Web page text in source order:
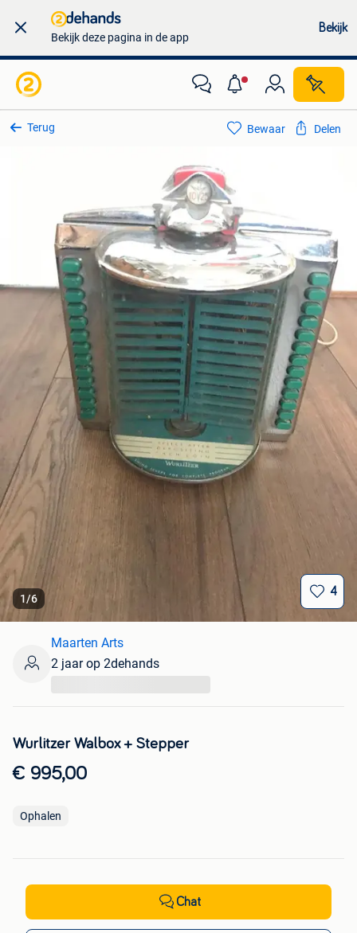
Bekijk deze pagina in de app
Bekijk
Terug
1/6
4
Bewaar Delen
Wurlitzer Walbox + Stepper
€ 995,00
Ophalen
Maarten Arts
2 jaar op 2dehands
Chat